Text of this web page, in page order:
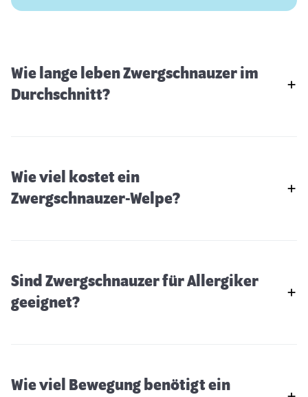
Wie lange leben Zwergschnauzer im
Durchschnitt?
Wie viel kostet ein
Zwergschnauzer-Welpe?
Sind Zwergschnauzer für Allergiker
geeignet?
Wie viel Bewegung benötigt ein